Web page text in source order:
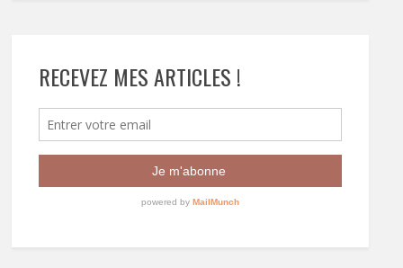
RECEVEZ MES ARTICLES !